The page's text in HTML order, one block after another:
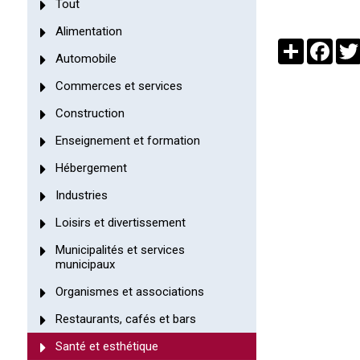
Tout
Alimentation
Automobile
Commerces et services
Construction
Enseignement et formation
Hébergement
Industries
Loisirs et divertissement
Municipalités et services
municipaux
Organismes et associations
Restaurants, cafés et bars
Santé et esthétique
Partager